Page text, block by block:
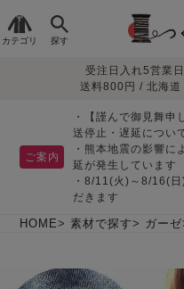
カテゴリ 探す
レディ
生地で
さがす
敏感肌用
パジャマ
ィース
夏パジャマ特集
受注日入れ5営業
送料800円 / 北海道
ご案内
・【謹んで御見舞申
送停止・遅延につい
・熊本地震の影響に
延が発生しています
・8/11(火)～8/16(
だきます
HOME 素材で探す ガーゼ